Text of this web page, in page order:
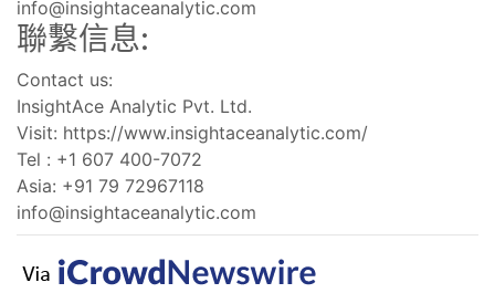
info@insightaceanalytic.com
聯繫信息:
Contact us:
InsightAce Analytic Pvt. Ltd.
Visit: https://www.insightaceanalytic.com/
Tel : +1 607 400-7072
Asia: +91 79 72967118
info@insightaceanalytic.com